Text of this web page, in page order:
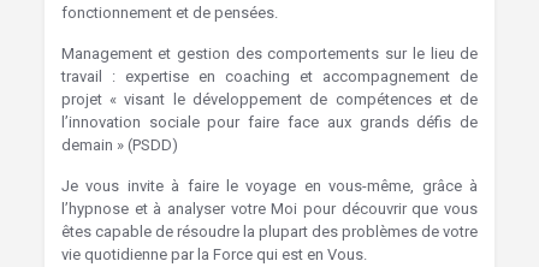
fonctionnement et de pensées.
Management et gestion des comportements sur le lieu de
travail : expertise en coaching et accompagnement de
projet « visant le développement de compétences et de
l’innovation sociale pour faire face aux grands défis de
demain » (PSDD)
Je vous invite à faire le voyage en vous-même, grâce à
l’hypnose et à analyser votre Moi pour découvrir que vous
êtes capable de résoudre la plupart des problèmes de votre
vie quotidienne par la Force qui est en Vous.